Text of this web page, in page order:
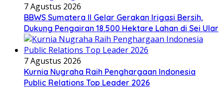
7 Agustus 2026
BBWS Sumatera II Gelar Gerakan Irigasi Bersih,
Dukung Pengairan 18.500 Hektare Lahan di Sei Ular
7 Agustus 2026
Kurnia Nugraha Raih Penghargaan Indonesia
Public Relations Top Leader 2026